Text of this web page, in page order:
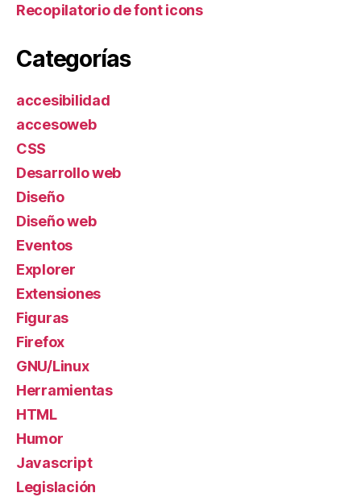
Recopilatorio de font icons
Categorías
accesibilidad
accesoweb
CSS
Desarrollo web
Diseño
Diseño web
Eventos
Explorer
Extensiones
Figuras
Firefox
GNU/Linux
Herramientas
HTML
Humor
Javascript
Legislación